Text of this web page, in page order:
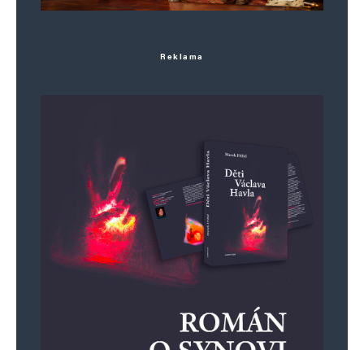
Reklama